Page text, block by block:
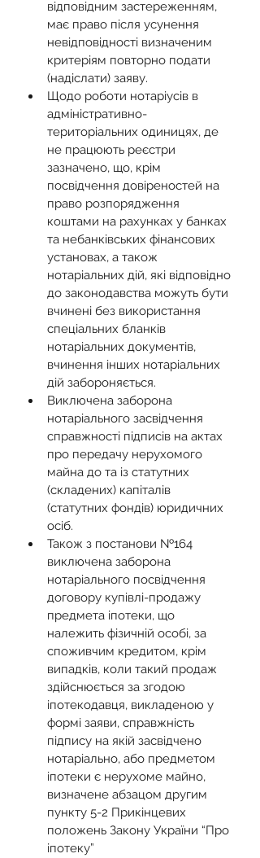
відповідним застереженням,
має право після усунення
невідповідності визначеним
критеріям повторно подати
(надіслати) заяву.
Щодо роботи нотаріусів в
адміністративно-
територіальних одиницях, де
не працюють реєстри
зазначено, що, крім
посвідчення довіреностей на
право розпорядження
коштами на рахунках у банках
та небанківських фінансових
установах, а також
нотаріальних дій, які відповідно
до законодавства можуть бути
вчинені без використання
спеціальних бланків
нотаріальних документів,
вчинення інших нотаріальних
дій забороняється.
Виключена заборона
нотаріального засвідчення
справжності підписів на актах
про передачу нерухомого
майна до та із статутних
(складених) капіталів
(статутних фондів) юридичних
осіб.
Також з постанови №164
виключена заборона
нотаріального посвідчення
договору купівлі-продажу
предмета іпотеки, що
належить фізичній особі, за
споживчим кредитом, крім
випадків, коли такий продаж
здійснюється за згодою
іпотекодавця, викладеною у
формі заяви, справжність
підпису на якій засвідчено
нотаріально, або предметом
іпотеки є нерухоме майно,
визначене абзацом другим
пункту 5-2 Прикінцевих
положень Закону України “Про
іпотеку”